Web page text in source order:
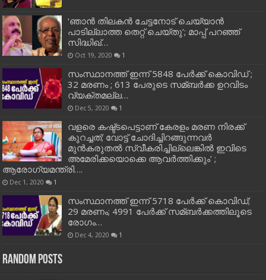
‘ഞാന്‍ തിലകന്‍ ചേട്ടനോട് ചെയ്യാന്‍
പാടില്ലാത്ത തെറ്റ് ചെയ്തു’; മാപ്പ് പറഞ്ഞ്
സിദ്ധിഖ്…
Oct 19, 2020 1
സംസ്ഥാനത്ത് ഇന്ന് 5848 പേര്‍ക്ക് കൊവി‌ഡ് ;
32 മരണം ; 613 പേരുടെ സമ്ബര്‍ക്ക ഉറവിടം
വ്യക്തമല്ല…
Dec 5, 2020 1
വളരെ കഷ്ട്ടപെട്ടാണ് കേരളം മരണ നിരക്ക്
കുറച്ചത്; വോട്ട് ചോദിച്ചിറങ്ങുന്നവർ
മുൻകരുതൽ സ്വീകരിച്ചില്ലെങ്കിൽ ഇവിടെ
അമേരിക്കയൊക്കെ ആവർത്തിക്കും’ ;
ആരോഗ്യമന്ത്രി….
Dec 1, 2020 1
സംസ്ഥാനത്ത് ഇന്ന് 5718 പേര്‍ക്ക് കൊവിഡ്;
29 മരണം; 4991 പേര്‍ക്ക് സമ്ബര്‍ക്കത്തിലൂടെ
രോഗം…
Dec 4, 2020 1
Random Posts